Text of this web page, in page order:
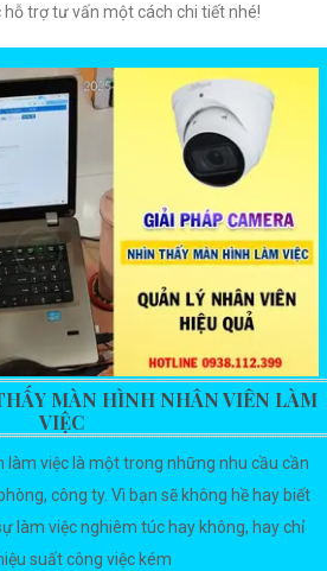
trợ tư vấn một cách chi tiết nhé!
MÀN HÌNH NHÂN VIÊN LÀM
VIỆC
làm việc là một trong những nhu cầu cần
công ty. Vì bạn sẽ không hề hay biết
làm việc nghiêm túc hay không, hay chỉ
suất công việc kém